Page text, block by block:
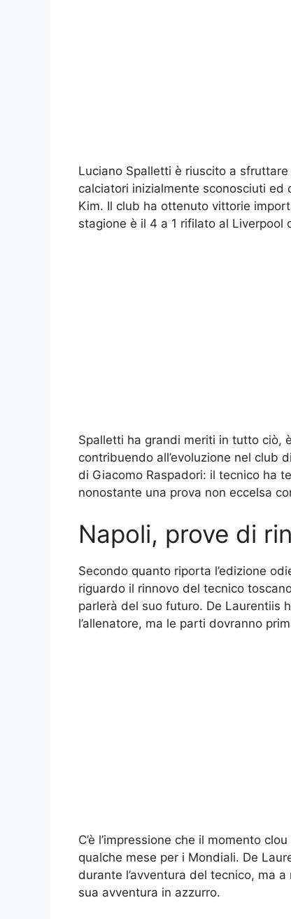
Luciano Spalletti è riuscito a
calciatori inizialmente sconosciuti ed
Kim. Il club ha ottenuto vittorie
stagione è il 4 a 1 rifilato al Liverpool
Spalletti ha grandi meriti in tutto ciò,
contribuendo all’evoluzione nel club
di Giacomo Raspadori: il tecnico ha
nonostante una prova non eccelsa
Napoli, prove di
Secondo quanto riporta l’edizione
riguardo il rinnovo del tecnico
parlerà del suo futuro. De Laurentiis
l’allenatore, ma le parti dovranno
C’è l’impressione che il momento
qualche mese per i Mondiali. De
durante l’avventura del tecnico, ma
sua avventura in azzurro.